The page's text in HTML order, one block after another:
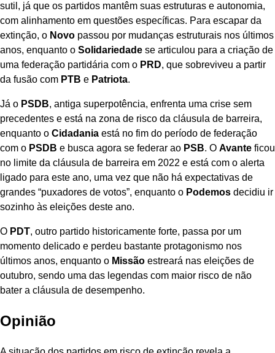
sutil, já que os partidos mantêm suas estruturas e autonomia,
com alinhamento em questões específicas. Para escapar da
extinção, o Novo passou por mudanças estruturais nos últimos
anos, enquanto o Solidariedade se articulou para a criação de
uma federação partidária com o PRD, que sobreviveu a partir
da fusão com PTB e Patriota.
Já o PSDB, antiga superpotência, enfrenta uma crise sem
precedentes e está na zona de risco da cláusula de barreira,
enquanto o Cidadania está no fim do período de federação
com o PSDB e busca agora se federar ao PSB. O Avante ficou
no limite da cláusula de barreira em 2022 e está com o alerta
ligado para este ano, uma vez que não há expectativas de
grandes “puxadores de votos”, enquanto o Podemos decidiu ir
sozinho às eleições deste ano.
O PDT, outro partido historicamente forte, passa por um
momento delicado e perdeu bastante protagonismo nos
últimos anos, enquanto o Missão estreará nas eleições de
outubro, sendo uma das legendas com maior risco de não
bater a cláusula de desempenho.
Opinião